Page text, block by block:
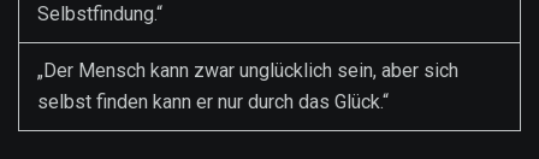
Selbstfindung.“
„Der Mensch kann zwar unglücklich sein, aber sich
selbst finden kann er nur durch das Glück.“